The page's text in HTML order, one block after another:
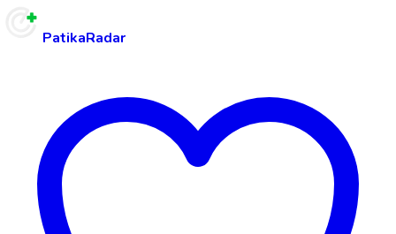
PatikaRadar